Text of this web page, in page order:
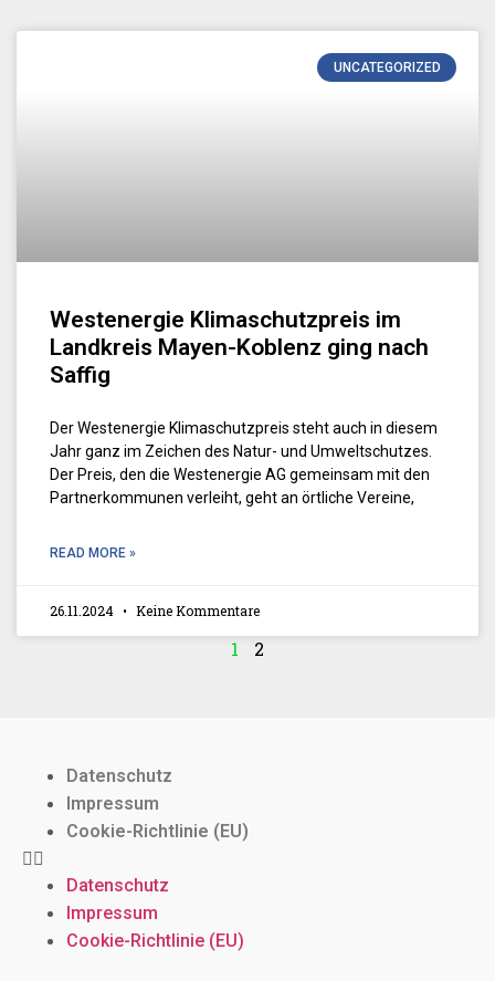
UNCATEGORIZED
Westenergie Klimaschutzpreis im
Landkreis Mayen-Koblenz ging nach
Saffig
Der Westenergie Klimaschutzpreis steht auch in diesem
Jahr ganz im Zeichen des Natur- und Umweltschutzes.
Der Preis, den die Westenergie AG gemeinsam mit den
Partnerkommunen verleiht, geht an örtliche Vereine,
READ MORE »
26.11.2024 Keine Kommentare
1 2
Datenschutz
Impressum
Cookie-Richtlinie (EU)
Datenschutz
Impressum
Cookie-Richtlinie (EU)